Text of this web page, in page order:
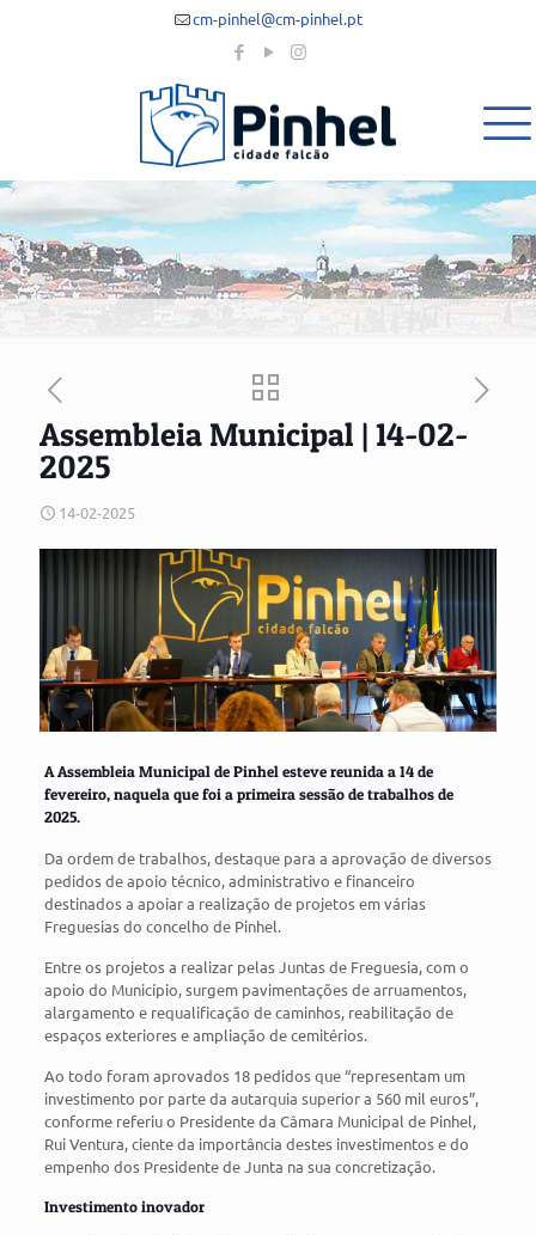
cm-pinhel@cm-pinhel.pt
Assembleia Municipal | 14-02-
2025
14-02-2025
A Assembleia Municipal de Pinhel esteve reunida a 14 de
fevereiro, naquela que foi a primeira sessão de trabalhos de
2025.
Da ordem de trabalhos, destaque para a aprovação de diversos
pedidos de apoio técnico, administrativo e financeiro
destinados a apoiar a realização de projetos em várias
Freguesias do concelho de Pinhel.
Entre os projetos a realizar pelas Juntas de Freguesia, com o
apoio do Município, surgem pavimentações de arruamentos,
alargamento e requalificação de caminhos, reabilitação de
espaços exteriores e ampliação de cemitérios.
Ao todo foram aprovados 18 pedidos que “representam um
investimento por parte da autarquia superior a 560 mil euros”,
conforme referiu o Presidente da Câmara Municipal de Pinhel,
Rui Ventura, ciente da importância destes investimentos e do
empenho dos Presidente de Junta na sua concretização.
Investimento inovador